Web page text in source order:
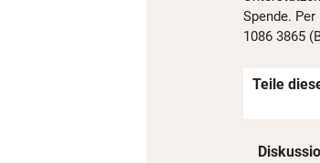
Spende. Per
1086 3865
Teile